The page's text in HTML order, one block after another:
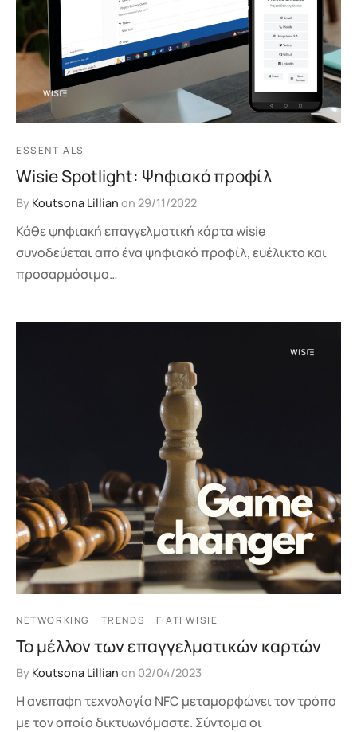
ESSENTIALS
Wisie Spotlight: Ψηφιακό προφίλ
By Koutsona Lillian on 29/11/2022
Κάθε ψηφιακή επαγγελματική κάρτα wisie
συνοδεύεται από ένα ψηφιακό προφίλ, ευέλικτο και
προσαρμόσιμο…
NETWORKING TRENDS ΓΙΑΤΊ WISIE
Το μέλλον των επαγγελματικών καρτών
By Koutsona Lillian on 02/04/2023
Η ανεπαφη τεχνολογία NFC μεταμορφώνει τον τρόπο
με τον οποίο δικτυωνόμαστε. Σύντομα οι